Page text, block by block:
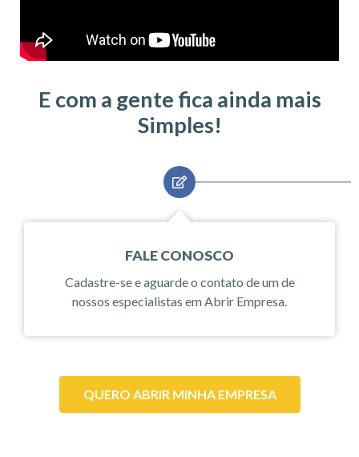
E com a gente fica ainda mais
Simples!
FALE CONOSCO
Cadastre-se e aguarde o contato de um de
nossos especialistas em Abrir Empresa.
QUERO ABRIR MINHA EMPRESA